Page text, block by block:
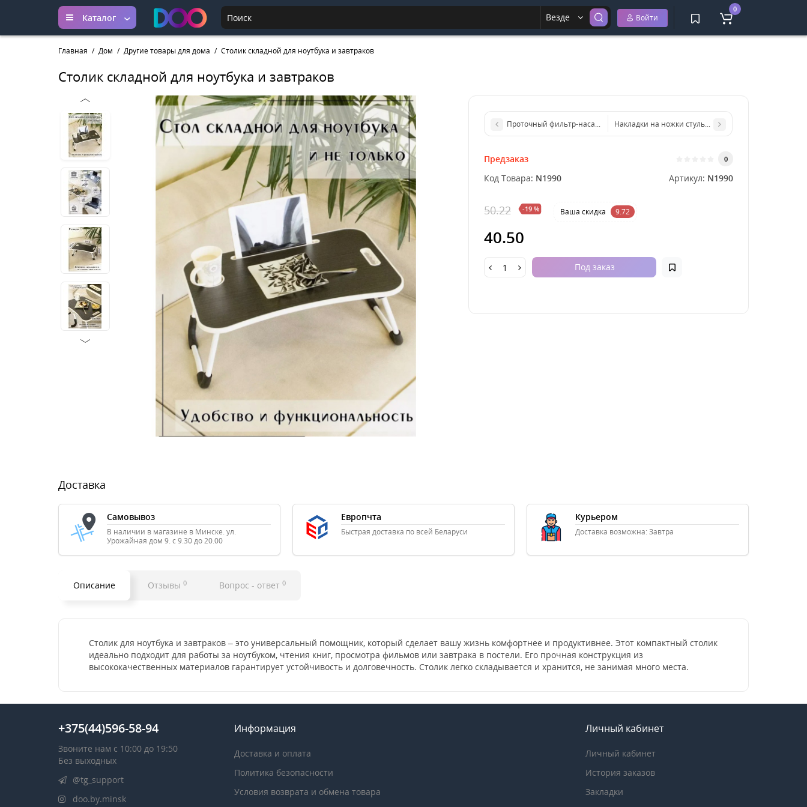
Каталог Везде Войти
0
Главная Дом Другие товары для дома Столик складной для ноутбука и завтраков
Столик складной для ноутбука и завтраков
Проточный фильтр-насадка на кран для очистки водыНакладки на ножки стульев, протектор для ножек
Предзаказ 0
Код Товара: N1990 Артикул: N1990
50.22 -19 % Ваша cкидка 9.72
40.50
Под заказ
Доставка
Самовывоз
В наличии в магазине в Минске. ул.
Урожайная дом 9. с 9.30 до 20.00
Европчта
Быстрая доставка по всей Беларуси
Курьером
Доставка возможна: Завтра
Описание Отзывы 0 Вопрос - ответ 0
Столик для ноутбука и завтраков – это универсальный помощник, который сделает вашу жизнь комфортнее и продуктивнее. Этот компактный столик
идеально подходит для работы за ноутбуком, чтения книг, просмотра фильмов или завтрака в постели. Его прочная конструкция из
высококачественных материалов гарантирует устойчивость и долговечность. Столик легко складывается и хранится, не занимая много места.
+375(44)596-58-94
Звоните нам с 10:00 до 19:50
Без выходных
@tg_support
doo.by.minsk
Информация
Доставка и оплата
Политика безопасности
Условия возврата и обмена товара
Личный кабинет
Личный кабинет
История заказов
Закладки